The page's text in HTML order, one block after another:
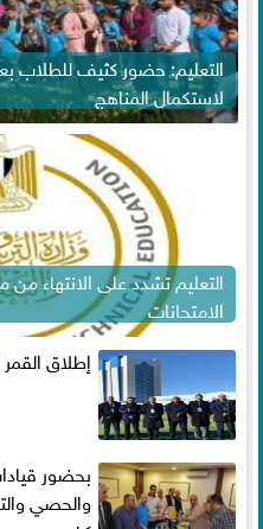
التعليم: حضور كثيف للطلاب
لاستكمال المناهج
الامتحانات
إطلاق
بحضور
والحصي